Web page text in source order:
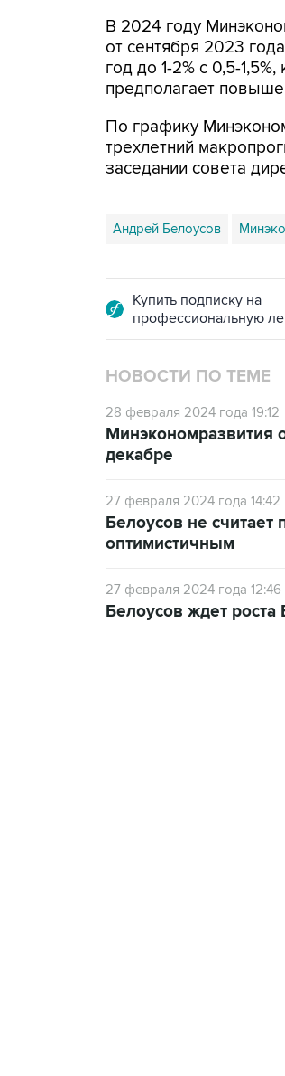
В 2024 году
от сентября 2023
год до 1-2% с 0,5-
предполагает
По графику
трехлетний
заседании совета
Андрей Белоусов
Купить подписку на
профессиональную
НОВОСТИ ПО ТЕМЕ
28 февраля 2024 года 19:12
Минэкономразвития
декабре
27 февраля 2024 года 14:42
Белоусов не
оптимистичным
27 февраля 2024 года 12:46
Белоусов ждет